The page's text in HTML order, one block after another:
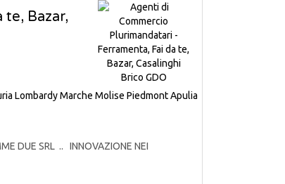
Bazar,
LombardyMarche Molise PiedmontApulia
DUE SRL .. INNOVAZIONE NEI